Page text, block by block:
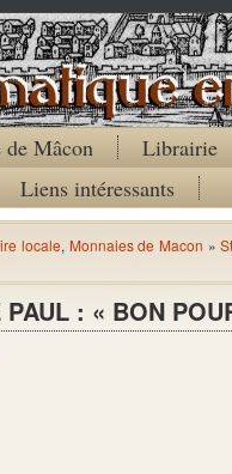
de Mâcon Librairie
Liens intéressants
locale, Monnaies de Macon »
PAUL : « BON